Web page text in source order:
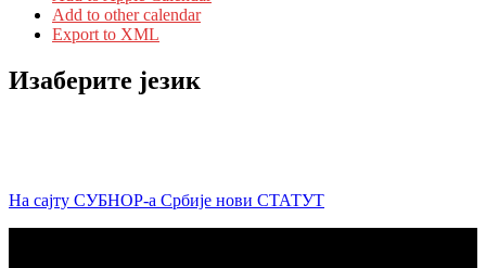
Add to other calendar
Export to XML
Изаберите језик
На сајту СУБНОР-а Србије нови СТАТУТ